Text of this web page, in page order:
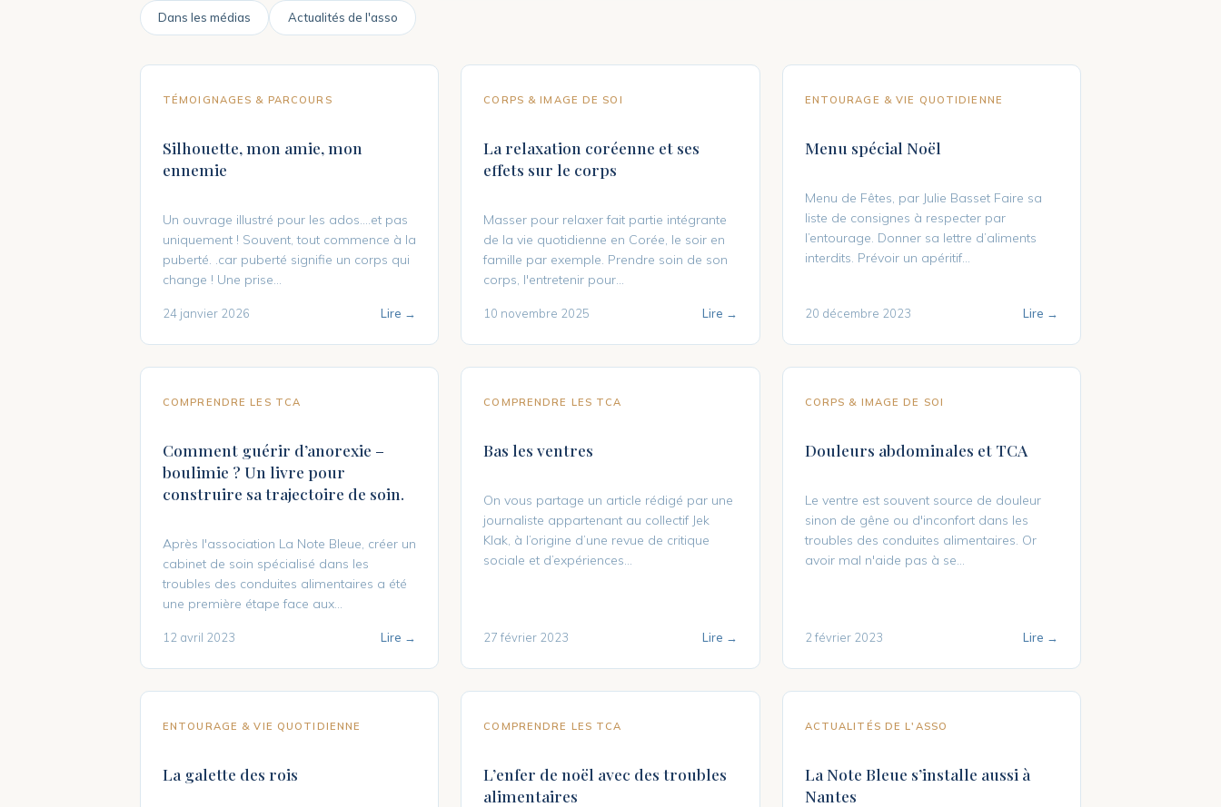
Dans les médias Actualités de l'asso
TÉMOIGNAGES & PARCOURS
Silhouette, mon amie, mon
ennemie
Un ouvrage illustré pour les ados….et pas
uniquement ! Souvent, tout commence à la
puberté. .car puberté signifie un corps qui
change ! Une prise…
24 janvier 2026 Lire →
CORPS & IMAGE DE SOI
La relaxation coréenne et ses
effets sur le corps
Masser pour relaxer fait partie intégrante
de la vie quotidienne en Corée, le soir en
famille par exemple. Prendre soin de son
corps, l'entretenir pour...
10 novembre 2025 Lire →
ENTOURAGE & VIE QUOTIDIENNE
Menu spécial Noël
Menu de Fêtes, par Julie Basset Faire sa
liste de consignes à respecter par
l’entourage. Donner sa lettre d’aliments
interdits. Prévoir un apéritif...
20 décembre 2023 Lire →
COMPRENDRE LES TCA
Comment guérir d’anorexie –
boulimie ? Un livre pour
construire sa trajectoire de soin.
Après l'association La Note Bleue, créer un
cabinet de soin spécialisé dans les
troubles des conduites alimentaires a été
une première étape face aux...
12 avril 2023 Lire →
COMPRENDRE LES TCA
Bas les ventres
On vous partage un article rédigé par une
journaliste appartenant au collectif Jek
Klak, à l’origine d’une revue de critique
sociale et d’expériences...
27 février 2023 Lire →
CORPS & IMAGE DE SOI
Douleurs abdominales et TCA
Le ventre est souvent source de douleur
sinon de gêne ou d'inconfort dans les
troubles des conduites alimentaires. Or
avoir mal n'aide pas à se...
2 février 2023 Lire →
ENTOURAGE & VIE QUOTIDIENNE
La galette des rois
COMPRENDRE LES TCA
L’enfer de noël avec des troubles
alimentaires
ACTUALITÉS DE L'ASSO
La Note Bleue s’installe aussi à
Nantes